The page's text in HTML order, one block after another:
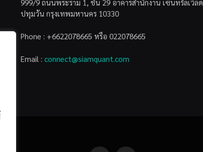
999/9 ถนนพระราม 1, ชั้น 29 อาคารสำนักงาน เซ็นทรัลเวิล์ด
ปทุมวัน กรุงเทพมหานคร 10330
Phone : +6622078665 หรือ 022078665
Email : connect@siamquant.com